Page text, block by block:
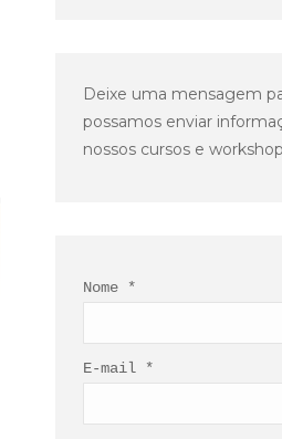
Deixe uma mensagem
possamos enviar
nossos cursos e
Nome *
E-mail *